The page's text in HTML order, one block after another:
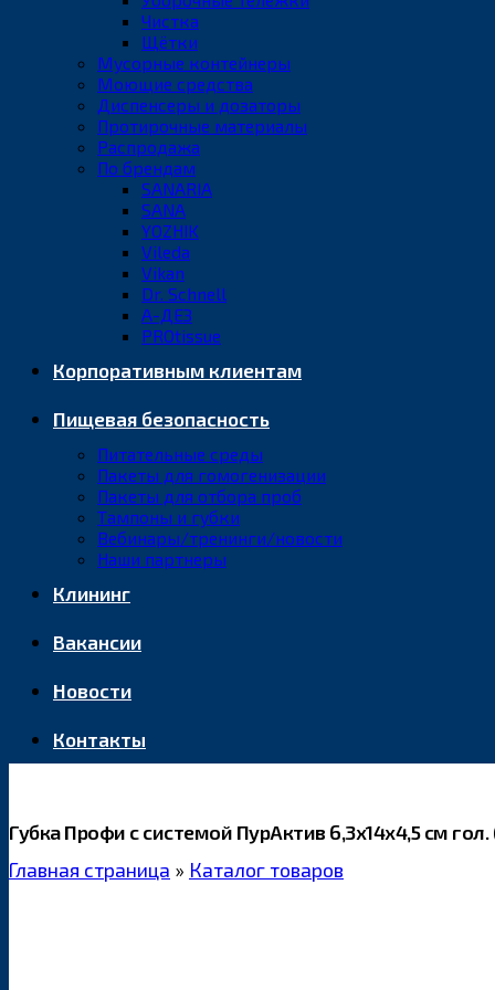
Чистка
Щётки
Мусорные контейнеры
Моющие средства
Диспенсеры и дозаторы
Протирочные материалы
Распродажа
По брендам
SANARIA
SANA
YOZHIK
Vileda
Vikan
Dr. Schnell
А-ДЕЗ
PROtissue
Корпоративным клиентам
Пищевая безопасность
Питательные среды
Пакеты для гомогенизации
Пакеты для отбора проб
Тампоны и губки
Вебинары/тренинги/новости
Наши партнеры
Клининг
Вакансии
Новости
Контакты
Губка Профи с системой ПурАктив 6,3х14х4,5 см гол.
Главная страница » Каталог товаров